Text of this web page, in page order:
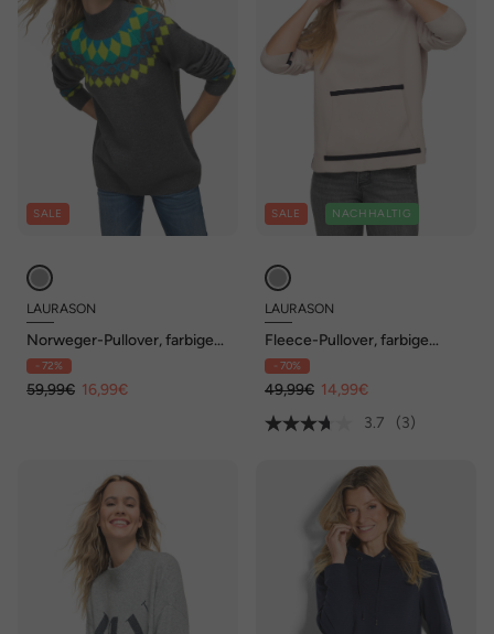
SALE
LAURASON
Norweger-Pullover, farbige
Muster, Stehkragen, Raglan-
Langarm
- 72%
59,99€ 16,99€
SALE NACHHALTIG
LAURASON
Fleece-Pullover, farbige
Schmuckbänder,
Stehkragen, Langarm
- 70%
49,99€ 14,99€
3.7
(3)